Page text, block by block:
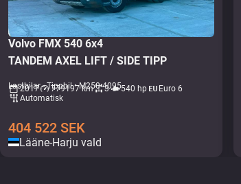
Volvo FMX 540 6x4
TANDEM AXEL LIFT / SIDE TIPP
Lastbilar - Tippbil • M250-4095
2017 779197 km 3 540 hp
Euro 6
Automatisk
404 522 SEK
Lääne-Harju vald